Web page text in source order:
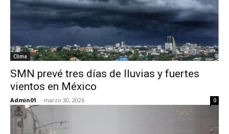
Clima
SMN prevé tres días de lluvias y fuertes
vientos en México
Admin01 - marzo 30, 2026 0